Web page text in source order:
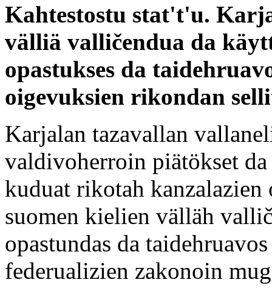
Kahtestostu stat't'u.
välliä valličendua da
opastukses da
oigevuksien rikondan
Karjalan tazavallan
valdivoherroin piätökset
kuduat rikotah kanzalazien
suomen kielien välläh
opastundas da
federualizien zakonoin